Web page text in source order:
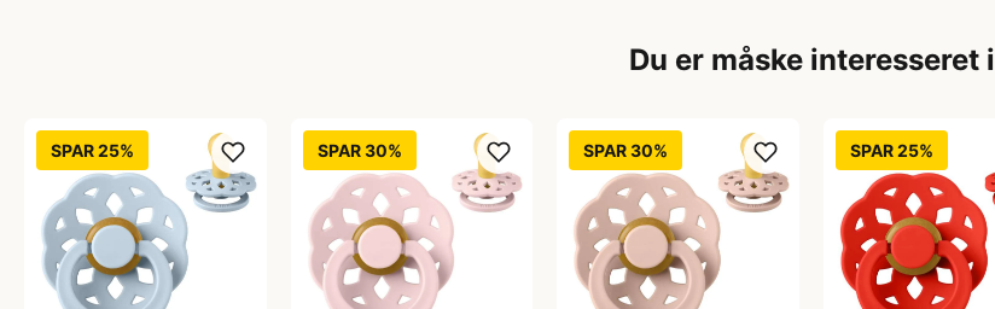
Du er måske interesseret i
SPAR 25% SPAR 30% SPAR 30% SPAR 25%